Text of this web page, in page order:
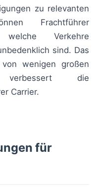
zu relevanten
Frachtführer
welche Verkehre
sind. Das
wenigen großen
die
Carrier.
für